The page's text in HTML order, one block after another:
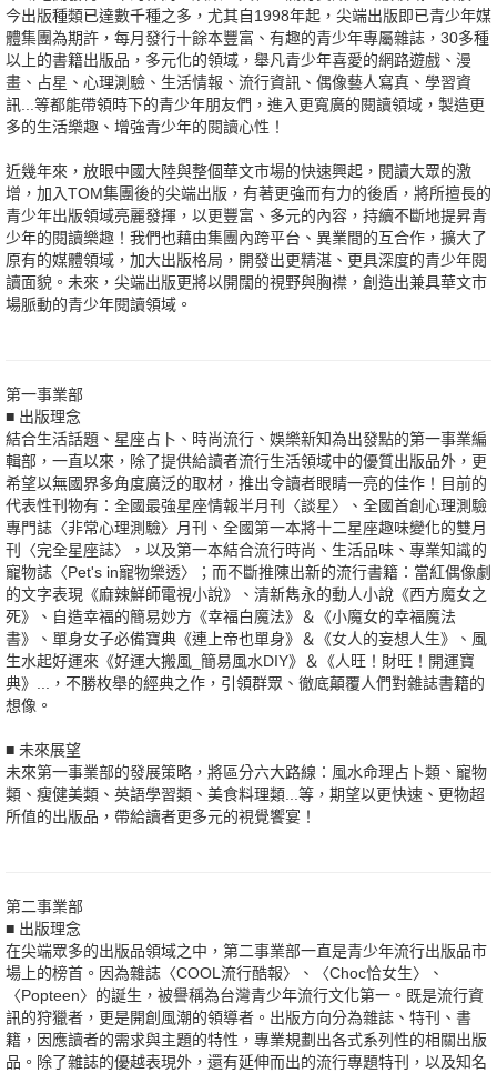
今出版種類已達數千種之多，尤其自1998年起，尖端出版即已青少年媒
體集團為期許，每月發行十餘本豐富、有趣的青少年專屬雜誌，30多種
以上的書籍出版品，多元化的領域，舉凡青少年喜愛的網路遊戲、漫
畫、占星、心理測驗、生活情報、流行資訊、偶像藝人寫真、學習資
訊...等都能帶領時下的青少年朋友們，進入更寬廣的閱讀領域，製造更
多的生活樂趣、增強青少年的閱讀心性！
近幾年來，放眼中國大陸與整個華文市場的快速興起，閱讀大眾的激
增，加入TOM集團後的尖端出版，有著更強而有力的後盾，將所擅長的
青少年出版領域亮麗發揮，以更豐富、多元的內容，持續不斷地提昇青
少年的閱讀樂趣！我們也藉由集團內跨平台、異業間的互合作，擴大了
原有的媒體領域，加大出版格局，開發出更精湛、更具深度的青少年閱
讀面貌。未來，尖端出版更將以開闊的視野與胸襟，創造出兼具華文市
場脈動的青少年閱讀領域。
第一事業部
■ 出版理念
結合生活話題、星座占卜、時尚流行、娛樂新知為出發點的第一事業編
輯部，一直以來，除了提供給讀者流行生活領域中的優質出版品外，更
希望以無國界多角度廣泛的取材，推出令讀者眼睛一亮的佳作！目前的
代表性刊物有：全國最強星座情報半月刊〈談星〉、全國首創心理測驗
專門誌〈非常心理測驗〉月刊、全國第一本將十二星座趣味變化的雙月
刊〈完全星座誌〉，以及第一本結合流行時尚、生活品味、專業知識的
寵物誌〈Pet's in寵物樂透〉；而不斷推陳出新的流行書籍：當紅偶像劇
的文字表現《麻辣鮮師電視小說》、清新雋永的動人小說《西方魔女之
死》、自造幸福的簡易妙方《幸福白魔法》＆《小魔女的幸福魔法
書》、單身女子必備寶典《連上帝也單身》＆《女人的妄想人生》、風
生水起好運來《好運大搬風_簡易風水DIY》＆《人旺！財旺！開運寶
典》...，不勝枚舉的經典之作，引領群眾、徹底顛覆人們對雜誌書籍的
想像。
■ 未來展望
未來第一事業部的發展策略，將區分六大路線：風水命理占卜類、寵物
類、瘦健美類、英語學習類、美食料理類...等，期望以更快速、更物超
所值的出版品，帶給讀者更多元的視覺饗宴！
第二事業部
■ 出版理念
在尖端眾多的出版品領域之中，第二事業部一直是青少年流行出版品市
場上的榜首。因為雜誌〈COOL流行酷報〉、〈Choc恰女生〉、
〈Popteen〉的誕生，被譽稱為台灣青少年流行文化第一。既是流行資
訊的狩獵者，更是開創風潮的領導者。出版方向分為雜誌、特刊、書
籍，因應讀者的需求與主題的特性，專業規劃出各式系列性的相關出版
品。除了雜誌的優越表現外，還有延伸而出的流行專題特刊，以及知名